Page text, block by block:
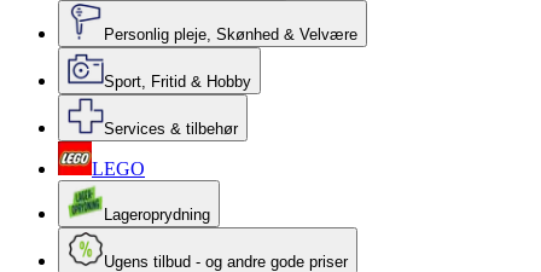
Personlig pleje, Skønhed & Velvære
Sport, Fritid & Hobby
Services & tilbehør
LEGO
Lageroprydning
Ugens tilbud - og andre gode priser